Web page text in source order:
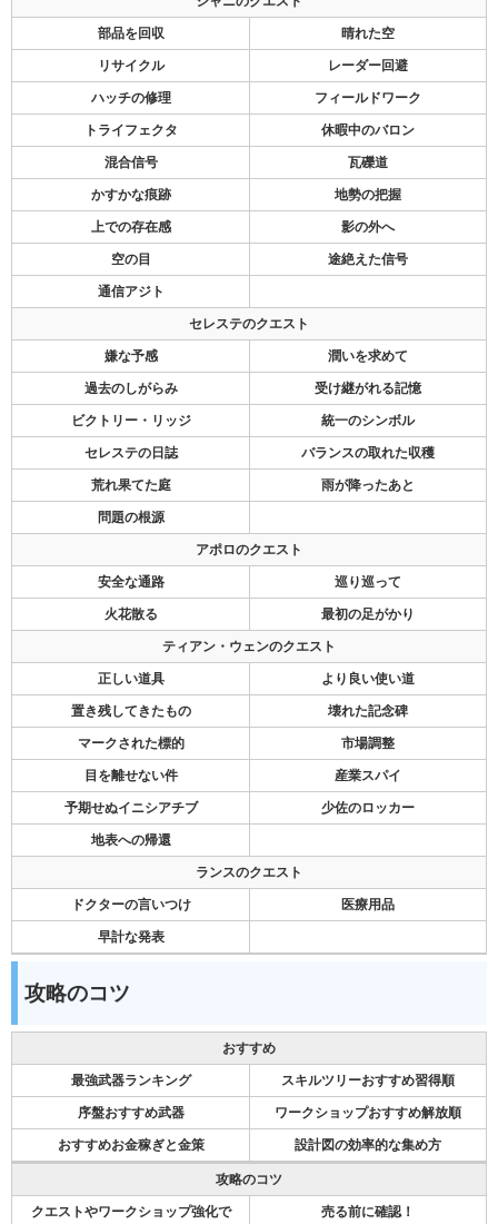
部品を回収 晴れた空
リサイクル レーダー回避
ハッチの修理 フィールドワーク
トライフェクタ 休暇中のバロン
混合信号 瓦礫道
かすかな痕跡 地勢の把握
上での存在感 影の外へ
空の目 途絶えた信号
通信アジト
セレステのクエスト
嫌な予感 潤いを求めて
過去のしがらみ 受け継がれる記憶
ビクトリー・リッジ 統一のシンボル
セレステの日誌 バランスの取れた収穫
荒れ果てた庭 雨が降ったあと
問題の根源
アポロのクエスト
安全な通路 巡り巡って
火花散る 最初の足がかり
ティアン・ウェンのクエスト
正しい道具 より良い使い道
置き残してきたもの 壊れた記念碑
マークされた標的 市場調整
目を離せない件 産業スパイ
予期せぬイニシアチブ 少佐のロッカー
地表への帰還
ランスのクエスト
ドクターの言いつけ 医療用品
早計な発表
攻略のコツ
おすすめ
最強武器ランキング スキルツリーおすすめ習得順
序盤おすすめ武器 ワークショップおすすめ解放順
おすすめお金稼ぎと金策 設計図の効率的な集め方
攻略のコツ
クエストやワークショップ強化で 売る前に確認！